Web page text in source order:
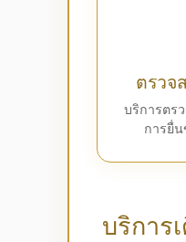
ตรวจ
บริการตร
การยื่
บริการ